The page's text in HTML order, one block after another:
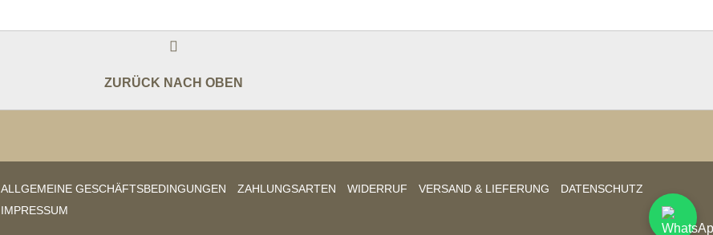
ZURÜCK NACH OBEN
ALLGEMEINE GESCHÄFTSBEDINGUNGEN ZAHLUNGSARTEN WIDERRUF VERSAND & LIEFERUNG
DATENSCHUTZ
IMPRESSUM